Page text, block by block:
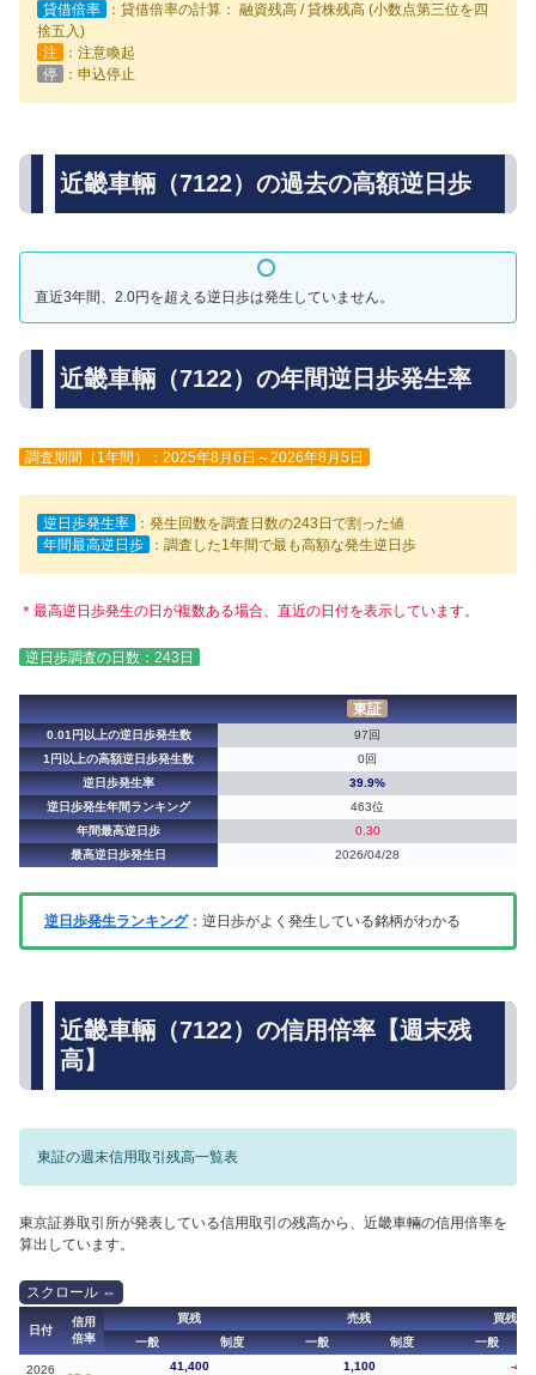
貸借倍率
：貸借倍率の計算： 融資残高 / 貸株残高 (小数点第三位を四
捨五入)
注
：注意喚起
停
：申込停止
近畿車輛（7122）の過去の高額逆日歩
直近3年間、2.0円を超える逆日歩は発生していません。
近畿車輛（7122）の年間逆日歩発生率
調査期間（1年間）：2025年8月6日～2026年8月5日
逆日歩発生率
：発生回数を調査日数の243日で割った値
年間最高逆日歩
：調査した1年間で最も高額な発生逆日歩
＊最高逆日歩発生の日が複数ある場合、直近の日付を表示しています。
逆日歩調査の日数：243日
東証
0.01円以上の逆日歩発生数
97回
1円以上の高額逆日歩発生数
0回
逆日歩発生率
39.9%
逆日歩発生年間ランキング
463位
年間最高逆日歩
0.30
最高逆日歩発生日
2026/04/28
逆日歩発生ランキング：逆日歩がよく発生している銘柄がわかる
近畿車輛（7122）の信用倍率【週末残
高】
東証の週末信用取引残高一覧表
東京証券取引所が発表している信用取引の残高から、近畿車輛の信用倍率を
算出しています。
日付
信用
倍率
買残 売残
買残（
一般
制度 一般 制度 一般
2026
41,400 1,100
-